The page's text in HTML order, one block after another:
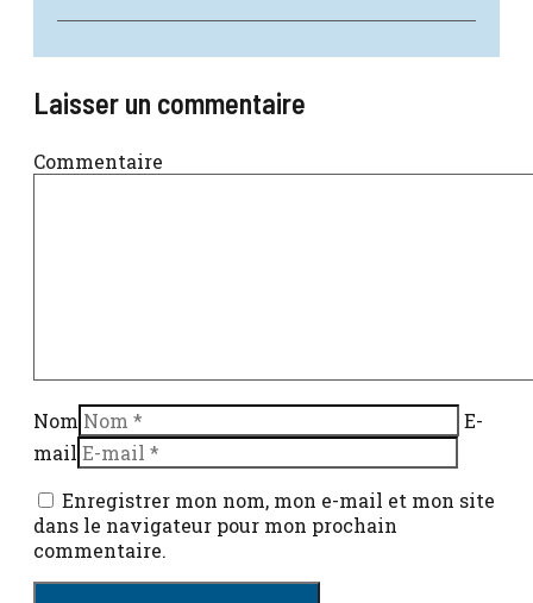
Laisser un commentaire
Commentaire
Nom
E-
mail
Enregistrer mon nom, mon e-mail et mon site
dans le navigateur pour mon prochain
commentaire.